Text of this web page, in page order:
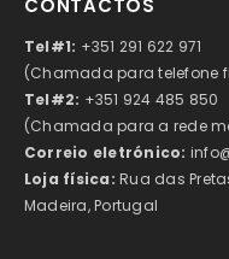
CONTACTOS
Tel#1: +351 291 622 971
(Chamada para telefone
Tel#2: +351 924 485 850
(Chamada para a rede
Correio eletrónico:
Loja física: Rua das
Madeira, Portugal